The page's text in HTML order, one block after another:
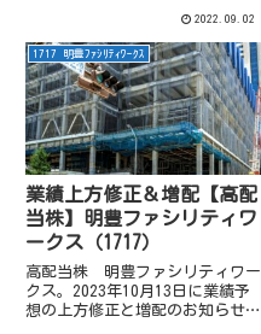
2022.09.02
1717 明豊ﾌｧｼﾘﾃｨﾜｰｸｽ
業績上方修正＆増配【高配
当株】明豊ファシリティワ
ークス（1717）
高配当株 明豊ファシリティワー
クス。2023年10月13日に業績予
想の上方修正と増配のお知らせが